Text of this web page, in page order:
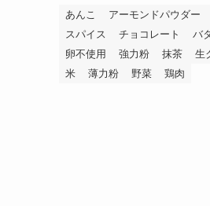
あんこ アーモンドパウダー
スパイス
チョコレート バ
卵不使用
強力粉 抹茶 生
米
薄力粉 野菜 鶏肉